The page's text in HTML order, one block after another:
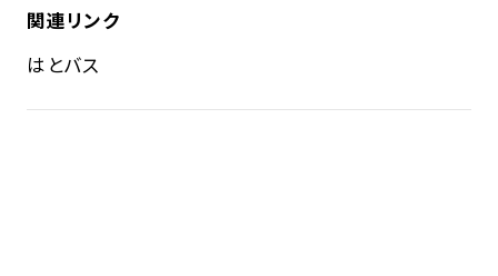
関連リンク
はとバス